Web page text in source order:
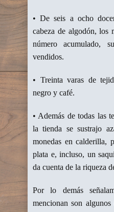
• De seis a ocho
cabeza de algodón, los
número acumulado,
vendidos.
• Treinta varas de
negro y café.
• Además de todas las
la tienda se sustrajo
monedas en calderilla,
plata e, incluso, un
da cuenta de la riqueza
Por lo demás
mencionan son